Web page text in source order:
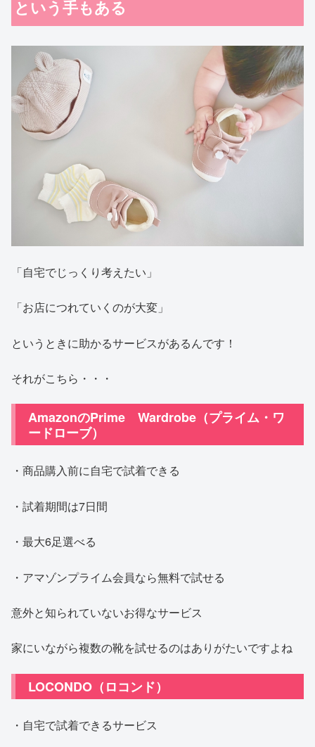
という手もある
「自宅でじっくり考えたい」
「お店につれていくのが大変」
というときに助かるサービスがあるんです！
それがこちら・・・
AmazonのPrime Wardrobe（プライム・ワ
ードローブ）
・商品購入前に自宅で試着できる
・試着期間は7日間
・最大6足選べる
・アマゾンプライム会員なら無料で試せる
意外と知られていないお得なサービス
家にいながら複数の靴を試せるのはありがたいですよね
LOCONDO（ロコンド）
・自宅で試着できるサービス